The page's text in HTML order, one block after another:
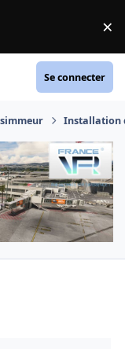
×
Se connecter
Installation